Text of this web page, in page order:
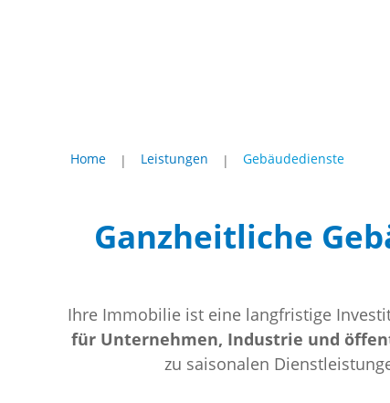
Home | Leistungen | Gebäudedienste
Ganzheitliche
Ihre Immobilie ist eine langfristige
für Unternehmen, Industrie und
zu saisonalen